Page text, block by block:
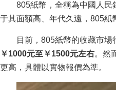
805紙幣，全稱為中國人
于其面額高、年代久遠，
目前，805紙幣的收藏市
￥1000元至￥1500元左右
更高，具體以實物報價為準。